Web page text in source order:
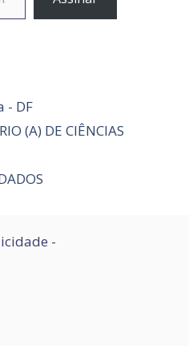
- DF
(A) DE CIÊNCIAS
-